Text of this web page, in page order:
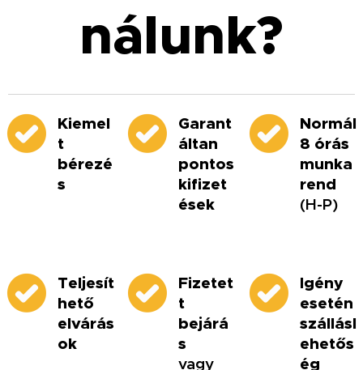
nálunk?
Kiemel
t
bérezé
s
Garant
áltan
pontos
kifizet
ések
Normál
8 órás
munka
rend
(H-P)
Teljesít
hető
elvárás
ok
Fizetet
t
bejárá
s
vagy
Igény
esetén
szállásl
ehetős
ég